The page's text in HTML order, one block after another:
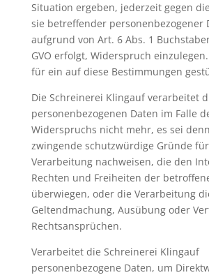
Situation ergeben, jederzeit gegen
sie betreffender personenbezogener
aufgrund von Art. 6 Abs. 1
GVO erfolgt, Widerspruch
für ein auf diese Bestimmungen
Die Schreinerei Klingauf verarbeitet
personenbezogenen Daten im Falle
Widerspruchs nicht mehr, es sei
zwingende schutzwürdige Gründe
Verarbeitung nachweisen, die den
Rechten und Freiheiten der
überwiegen, oder die Verarbeitung
Geltendmachung, Ausübung oder
Rechtsansprüchen.
Verarbeitet die Schreinerei Klingauf
personenbezogene Daten, um